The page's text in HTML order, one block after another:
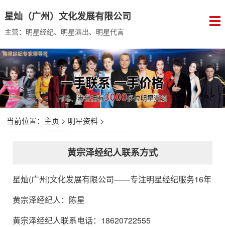
星灿（广州）文化发展有限公司
主营：明星经纪、明星演出、明星代言
当前位置： 主页 > 明星资料>
黄宗泽经纪人联系方式
星灿(广州)文化发展有限公司——专注明星经纪服务16年
黄宗泽经纪人： 陈星
黄宗泽经纪人联系电话：18620722555